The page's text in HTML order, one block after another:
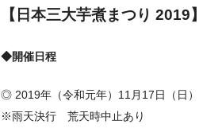
【日本三大芋煮まつり 2019
◆開催日程
◎ 2019年（令和元年）11月17日（日）
※雨天決行 荒天時中止あり